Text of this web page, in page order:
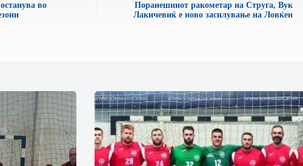
во
Поранешниот ракометар на Струга, Вук
Лакичевиќ е ново засилување на Ловќен